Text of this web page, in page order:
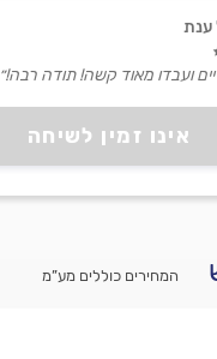
אינו זמין לשיחה
ענת
ועבדו מאוד קשה! תודה רבה!״
המחירים כוללים מע”מ